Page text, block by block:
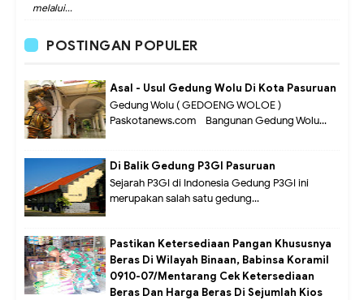
melalui...
POSTINGAN POPULER
Asal - Usul Gedung Wolu Di Kota Pasuruan
Gedung Wolu ( GEDOENG WOLOE )
Paskotanews.com - Bangunan Gedung Wolu...
Di Balik Gedung P3GI Pasuruan
Sejarah P3GI di Indonesia Gedung P3GI ini
merupakan salah satu gedung...
Pastikan Ketersediaan Pangan Khususnya
Beras Di Wilayah Binaan, Babinsa Koramil
0910-07/Mentarang Cek Ketersediaan
Beras Dan Harga Beras Di Sejumlah Kios